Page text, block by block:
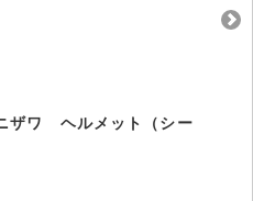
ザワ ヘルメット（シー